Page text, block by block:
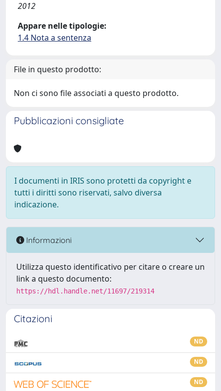
2012
Appare nelle tipologie:
1.4 Nota a sentenza
File in questo prodotto:
Non ci sono file associati a questo prodotto.
Pubblicazioni consigliate
I documenti in IRIS sono protetti da copyright e
tutti i diritti sono riservati, salvo diversa
indicazione.
Informazioni
Utilizza questo identificativo per citare o creare un
link a questo documento:
https://hdl.handle.net/11697/219314
Citazioni
ND
ND
ND